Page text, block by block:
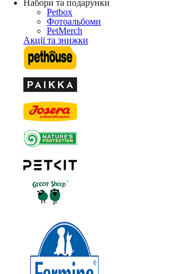
Набори та подарунки
Petbox
Фотоальбоми
PetMerch
Акції та знижки